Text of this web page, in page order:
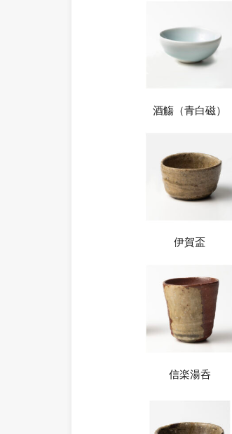
酒觴（青白磁）
伊賀盃
信楽湯呑